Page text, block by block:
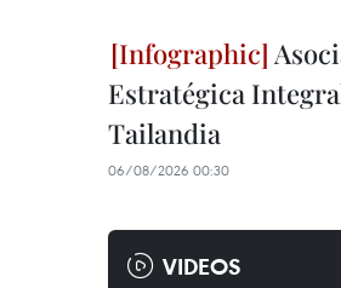
Estratégica
Tailandia
06/08/2026 00:30
VIDEOS